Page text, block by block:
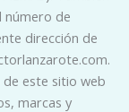
número de
dirección de
este sitio web
marcas y